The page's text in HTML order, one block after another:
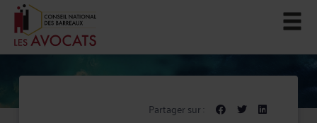
Partager sur :